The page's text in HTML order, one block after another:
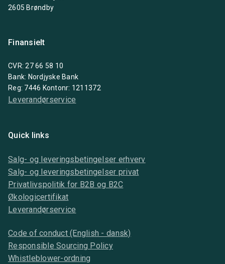
2605 Brøndby
Finansielt
CVR: 27 66 58 10
Bank: Nordjyske Bank
Reg: 7446 Kontonr: 1211372
Leverandørservice
Quick links
Salg- og leveringsbetingelser erhverv
Salg- og leveringsbetingelser privat
Privatlivspolitik for B2B og B2C
Økologicertifikat
Leverandørservice
Code of conduct (English - dansk)
Responsible Sourcing Policy
Whistleblower-ordning